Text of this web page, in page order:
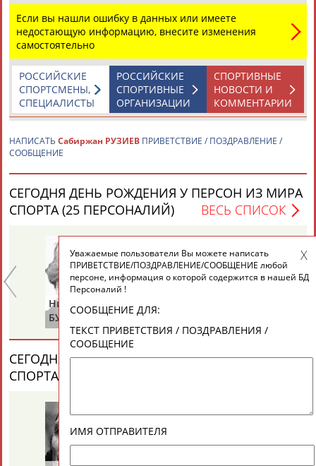
Рамазан
АБДУЛАЕВ
Тагир
АБДУЛАЕВ
Камиль
АБДУЛАЗИЗОВ
Загалав
АБДУЛБЕКОВ
Камалудин
АБДУЛДАУДОВ
Абдула
АБДУЛЖАЛИЛОВ
Магомед
АБДУЛКАГИРОВ
Назир
АБДУЛЛАЕВ
24 персон из 13181
ТАБЛО АКТИВНОСТИ
ЦЕЛИ ПРОЕКТА КОНТАКТЫ
Вопросы сотрудничества и совместной деятельности
Стадион, 1998-2026
Адресов в новостной рассылке: 996
Подпишись
Если вы нашли ошибку в данных или имеете
недостающую информацию, внесите изменения
самостоятельно
СПОРТИВНЫЕ
НОВОСТИ И
КОММЕНТАРИИ
РОССИЙСКИЕ
СПОРТИВНЫЕ
ОРГАНИЗАЦИИ
РОССИЙСКИЕ
СПОРТСМЕНЫ,
СПЕЦИАЛИСТЫ
НАПИСАТЬ Сабиржан РУЗИЕВ ПРИВЕТСТВИЕ / ПОЗДРАВЛЕНИЕ /
СООБЩЕНИЕ
СЕГОДНЯ ДЕНЬ РОЖДЕНИЯ У ПЕРСОН ИЗ МИРА
СПОРТА (25 ПЕРСОНАЛИЙ)
ВЕСЬ СПИСОК
Нина
БУЛГАКОВА
(САЛИМОВА)
СЕГОДНЯ ДЕНЬ ПАМЯТИ У ПЕРСОН ИЗ МИРА
СПОРТА (4 ПЕРСОНАЛИЙ)
Уважаемые пользователи Вы можете написать
ПРИВЕТСТВИЕ/ПОЗДРАВЛЕНИЕ/СООБЩЕНИЕ любой
персоне, информация о которой содержится в нашей БД
Персоналий !
СООБЩЕНИЕ ДЛЯ:
ТЕКСТ ПРИВЕТСТВИЯ / ПОЗДРАВЛЕНИЯ /
СООБЩЕНИЕ
ИМЯ ОТПРАВИТЕЛЯ